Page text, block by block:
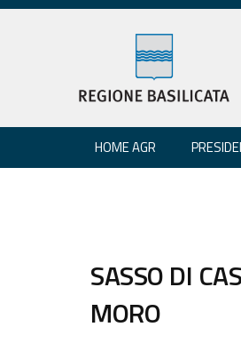
HOME AGR
SASSO DI
MORO